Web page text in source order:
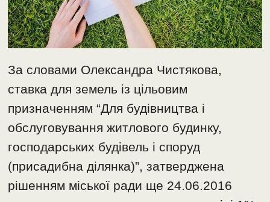
За словами Олександра Чистякова,
ставка для земель із цільовим
призначенням “Для будівництва і
обслуговування житлового будинку,
господарських будівель і споруд
(присадибна ділянка)”, затверджена
рішенням міської ради ще 24.06.2016